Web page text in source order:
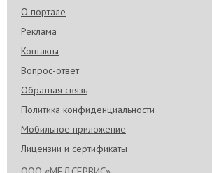
О портале
Реклама
Контакты
Вопрос-ответ
Обратная связь
Политика конфиденциальности
Мобильное приложение
Лицензии и сертификаты